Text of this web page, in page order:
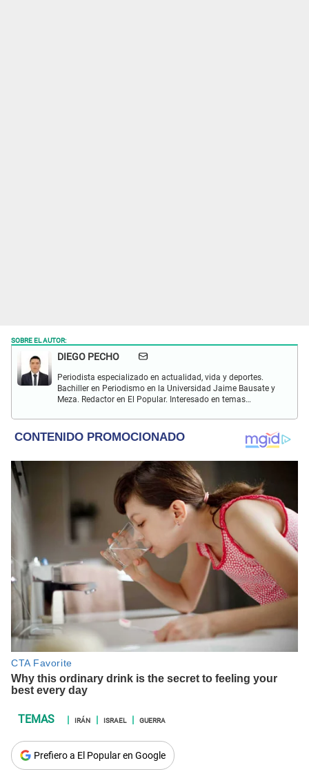
SOBRE EL AUTOR:
DIEGO PECHO
Periodista especializado en actualidad, vida y deportes.
Bachiller en Periodismo en la Universidad Jaime Bausate y
Meza. Redactor en El Popular. Interesado en temas
internacional, trucos caseros y educación.
IRÁN ISRAEL GUERRA
Prefiero a El Popular en Google